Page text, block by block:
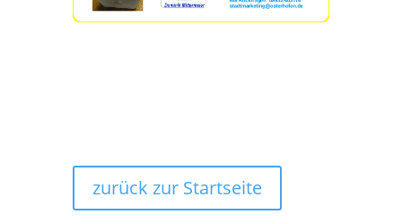
zurück zur Startseite